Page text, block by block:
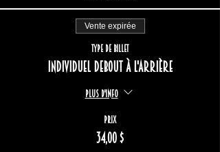
Vente expirée
Type de billet
Individuel debout à l'arrière
Plus d'info
Prix
34,00 $